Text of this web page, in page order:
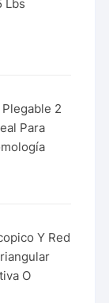
Lbs
2
Para
Y Red
O